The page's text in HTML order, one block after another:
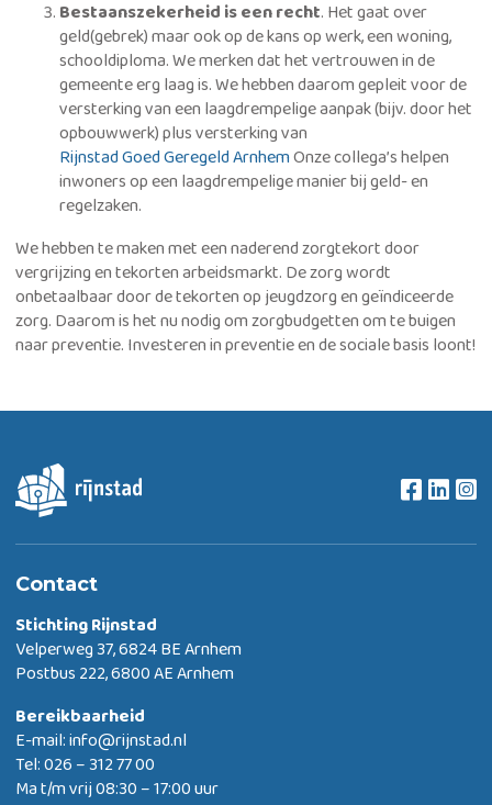
Bestaanszekerheid is een recht. Het gaat over
geld(gebrek) maar ook op de kans op werk, een woning,
schooldiploma. We merken dat het vertrouwen in de
gemeente erg laag is. We hebben daarom gepleit voor de
versterking van een laagdrempelige aanpak (bijv. door het
opbouwwerk) plus versterking van
Rijnstad Goed Geregeld ArnhemOnze collega’s helpen
inwoners op een laagdrempelige manier bij geld- en
regelzaken.
We hebben te maken met een naderend zorgtekort door
vergrijzing en tekorten arbeidsmarkt. De zorg wordt
onbetaalbaar door de tekorten op jeugdzorg en geïndiceerde
zorg. Daarom is het nu nodig om zorgbudgetten om te buigen
naar preventie. Investeren in preventie en de sociale basis loont!
Contact
Stichting Rijnstad
Velperweg 37, 6824 BE Arnhem
Postbus 222, 6800 AE Arnhem
Bereikbaarheid
E-mail:info@rijnstad.nl
Tel: 026 – 312 77 00
Ma t/m vrij 08:30 – 17:00 uur